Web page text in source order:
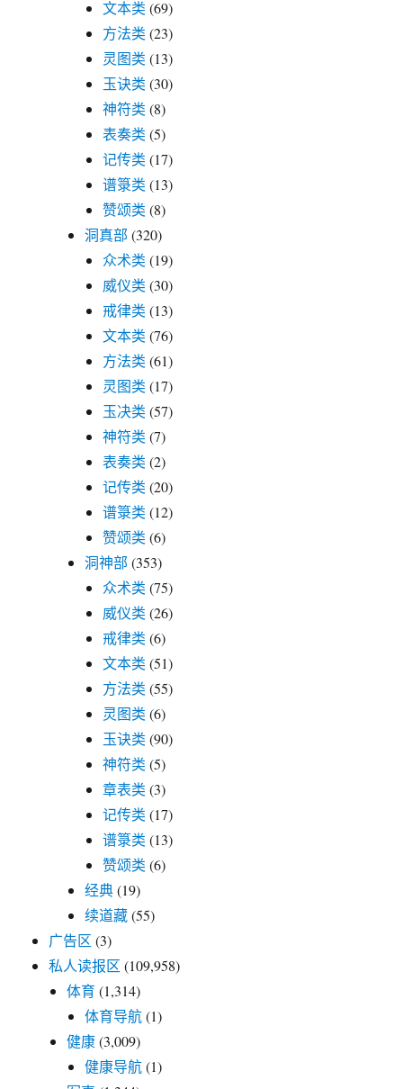
文本类 (69)
方法类 (23)
灵图类 (13)
玉诀类 (30)
神符类 (8)
表奏类 (5)
记传类 (17)
谱箓类 (13)
赞颂类 (8)
洞真部 (320)
众术类 (19)
威仪类 (30)
戒律类 (13)
文本类 (76)
方法类 (61)
灵图类 (17)
玉决类 (57)
神符类 (7)
表奏类 (2)
记传类 (20)
谱箓类 (12)
赞颂类 (6)
洞神部 (353)
众术类 (75)
威仪类 (26)
戒律类 (6)
文本类 (51)
方法类 (55)
灵图类 (6)
玉诀类 (90)
神符类 (5)
章表类 (3)
记传类 (17)
谱箓类 (13)
赞颂类 (6)
经典(19)
续道藏(55)
广告区 (3)
私人读报区 (109,958)
体育 (1,314)
体育导航(1)
健康(3,009)
健康导航(1)